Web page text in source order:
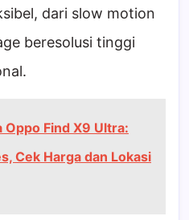
dari slow motion
beresolusi tinggi
Oppo Find X9 Ultra:
Cek Harga dan Lokasi